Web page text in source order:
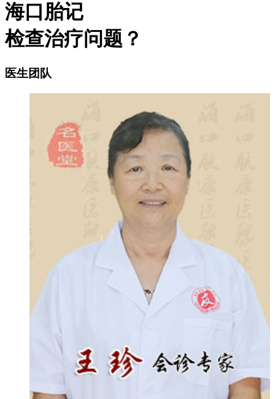
海口胎记
检查治疗问题？
医生团队